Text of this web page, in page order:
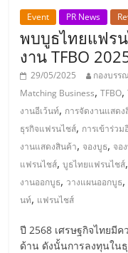
แฟ
รน
ไชส์
แฟ
รน
ไชส์
ขาย
หน้า
บ้าน
ลงทุน
น้อย
คืน
ไว,
Event PR News
พบบูธไทยแฟรน
งาน TFBO
29/05/2025 กองบรร
Matching Business,TFBO,
งานอีเว้นท์, การจัดงานแสดง
ธุรกิจแฟรนไชส์, การเข้าร่วม
งานแสดงสินค้า, จองบูธ, จอ
แฟรนไชส์,บูธไทยแฟรนไชส์,
งานออกบูธ, วางแผนออกบูธ,
นท์, แฟรนไชส์
ปี 2568 เศรษฐกิจไทยมี
ด้าน ดังนั้นการลงทุนใน